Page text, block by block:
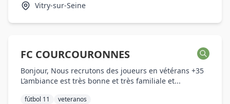
Vitry-sur-Seine
FC COURCOURONNES
Bonjour, Nous recrutons des joueurs en vétérans +35
L’ambiance est très bonne et très familiale et...
fútbol 11 veteranos